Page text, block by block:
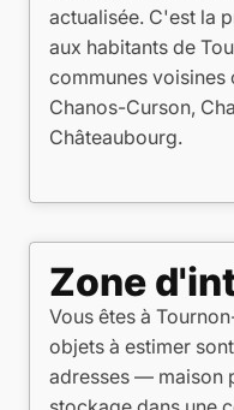
actualisée. C'est la
aux habitants de
communes voisines
Chanos-Curson,
Châteaubourg.
Zone
Vous êtes à
objets à estimer
adresses — maison